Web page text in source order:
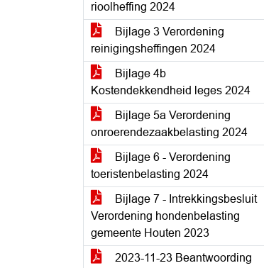
rioolheffing 2024
Bijlage 3 Verordening
reinigingsheffingen 2024
Bijlage 4b
Kostendekkendheid leges 2024
Bijlage 5a Verordening
onroerendezaakbelasting 2024
Bijlage 6 - Verordening
toeristenbelasting 2024
Bijlage 7 - Intrekkingsbesluit
Verordening hondenbelasting
gemeente Houten 2023
2023-11-23 Beantwoording